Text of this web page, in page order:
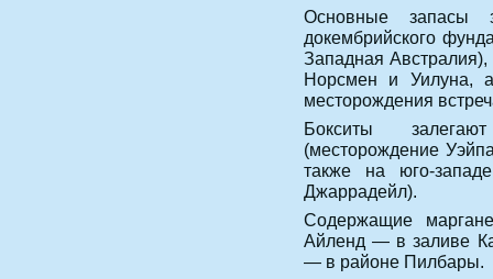
Основные запасы
докембрийского
Западная Австралия),
Норсмен и Уилуна,
месторождения
Бокситы
(месторождение
также на юго-
Джаррадейл).
Содержащие
Айленд — в заливе
— в районе Пилбары.